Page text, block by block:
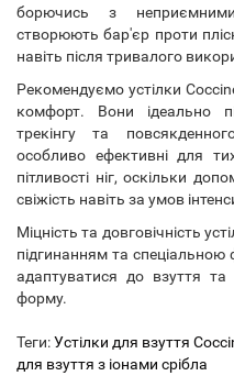
борючись з
створюють бар'єр проти
навіть після тривалого
Рекомендуємо устілки
комфорт. Вони ідеально
трекінгу та
особливо ефективні для
пітливості ніг, оскільки
свіжість навіть за умов
Міцність та довговічність
підгинанням та
адаптуватися до взуття та
форму.
Теги:Устілки для взуття
для взуття з іонами срібла